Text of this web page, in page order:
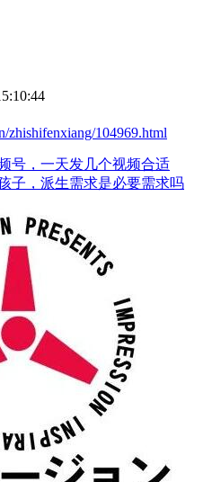
zhishifenxiang/104969.html
号，一天发几个视频合适
子，派生需求是必要需求吗